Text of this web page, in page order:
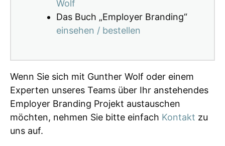
Wolf
Das Buch „Employer Branding“
einsehen / bestellen
Wenn Sie sich mit Gunther Wolf oder einem
Experten unseres Teams über Ihr anstehendes
Employer Branding Projekt austauschen
möchten, nehmen Sie bitte einfach Kontakt zu
uns auf.